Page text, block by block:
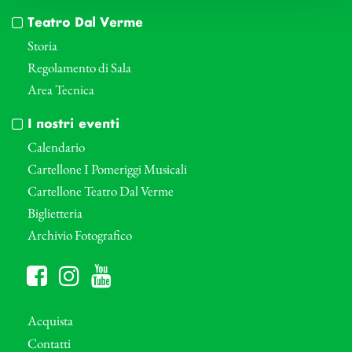
Teatro Dal Verme
Storia
Regolamento di Sala
Area Tecnica
I nostri eventi
Calendario
Cartellone I Pomeriggi Musicali
Cartellone Teatro Dal Verme
Biglietteria
Archivio Fotografico
Acquista
Contatti